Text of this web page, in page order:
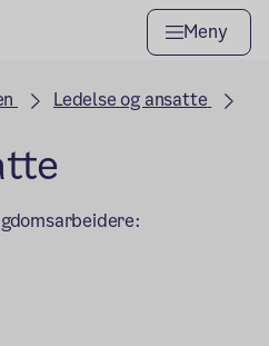
Meny
Ledelse og ansatte